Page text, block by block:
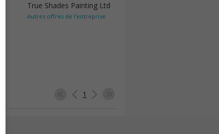
True Shades Painting Ltd
Autres offres de l'entreprise
1